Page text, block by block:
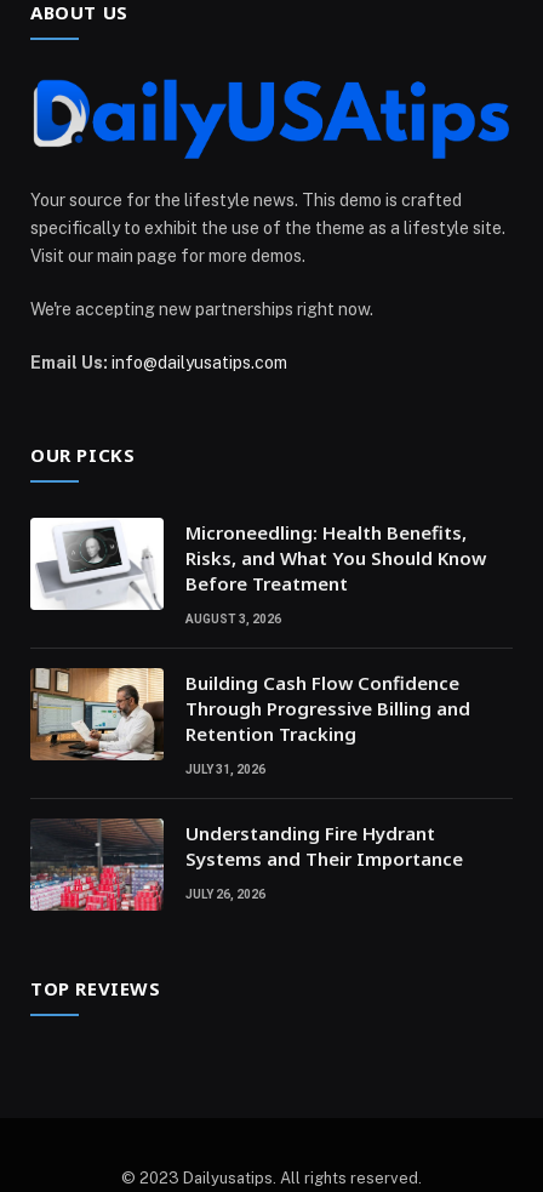
ABOUT US
Your source for the lifestyle news. This demo is crafted
specifically to exhibit the use of the theme as a lifestyle site.
Visit our main page for more demos.
We're accepting new partnerships right now.
Email Us: info@dailyusatips.com
OUR PICKS
Microneedling: Health Benefits,
Risks, and What You Should Know
Before Treatment
AUGUST 3, 2026
Building Cash Flow Confidence
Through Progressive Billing and
Retention Tracking
JULY 31, 2026
Understanding Fire Hydrant
Systems and Their Importance
JULY 26, 2026
TOP REVIEWS
© 2023 Dailyusatips. All rights reserved.